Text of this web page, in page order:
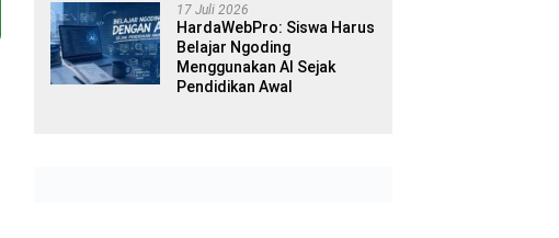
17 Juli 2026
HardaWebPro: Siswa Harus
Belajar Ngoding
Menggunakan AI Sejak
Pendidikan Awal